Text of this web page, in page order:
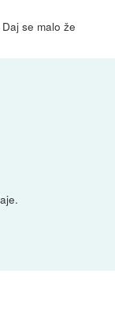
se malo že